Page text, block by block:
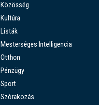
Közösség
Kultúra
Listák
Mesterséges Intelligencia
Otthon
Pénzügy
Sport
Szórakozás